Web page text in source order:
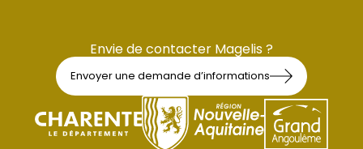
Envie de contacter Magelis ?
Envoyer une demande d’informations